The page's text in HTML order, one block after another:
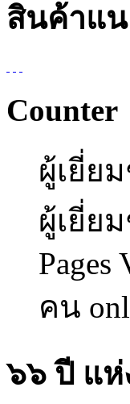
สินค้าแ
Counter
ผู้เยี่ย
ผู้เยี่ย
Pages
คน
๖๖ ปี แ